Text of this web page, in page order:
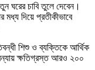
ঘরের চাবি তুলে দেবেন।
মধ্য দিয়ে প্রতীকীভাবে
শিশু ও ব্যক্তিকে আর্থিক
ক্ষতিগ্রস্ত আরও ২০০